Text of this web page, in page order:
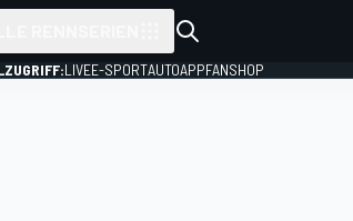
LIVEE-SPORTAUTOAPPFANSHOP